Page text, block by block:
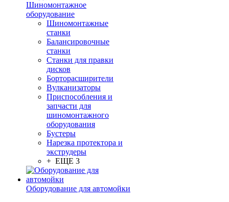
Шиномонтажное
оборудование
Шиномонтажные
станки
Балансировочные
станки
Станки для правки
дисков
Борторасширители
Вулканизаторы
Приспособления и
запчасти для
шиномонтажного
оборудования
Бустеры
Нарезка протектора и
экструдеры
+ ЕЩЕ 3
Оборудование для автомойки